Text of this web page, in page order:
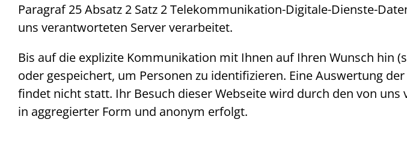
Paragraf 25 Absatz 2 Satz 2 Telekommunikation-Digitale-Dienste-
uns verantworteten Server verarbeitet.
Bis auf die explizite Kommunikation mit Ihnen auf Ihren Wunsch hin
oder gespeichert, um Personen zu identifizieren. Eine Auswertung
findet nicht statt. Ihr Besuch dieser Webseite wird durch den von
in aggregierter Form und anonym erfolgt.